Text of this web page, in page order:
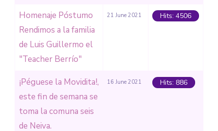
Homenaje Póstumo
Rendimos a la familia
de Luis Guillermo el
"Teacher Berrío"
21 June 2021 Hits: 4506
¡Péguese la Movidita!,
este fin de semana se
toma la comuna seis
de Neiva.
16 June 2021 Hits: 886